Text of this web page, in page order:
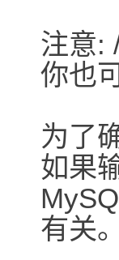
注意:
你也
为了
如果
有关。